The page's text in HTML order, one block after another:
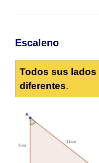
Escaleno
Todos sus lados
diferentes.